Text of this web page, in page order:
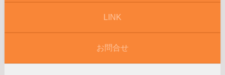
LINK
お問合せ